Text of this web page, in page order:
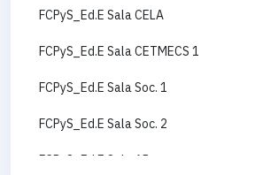
FCPyS_Ed.E Sala CELA
FCPyS_Ed.E Sala CETMECS 1
FCPyS_Ed.E Sala Soc. 1
FCPyS_Ed.E Sala Soc. 2
FCPyS_Ed.E Sala AP